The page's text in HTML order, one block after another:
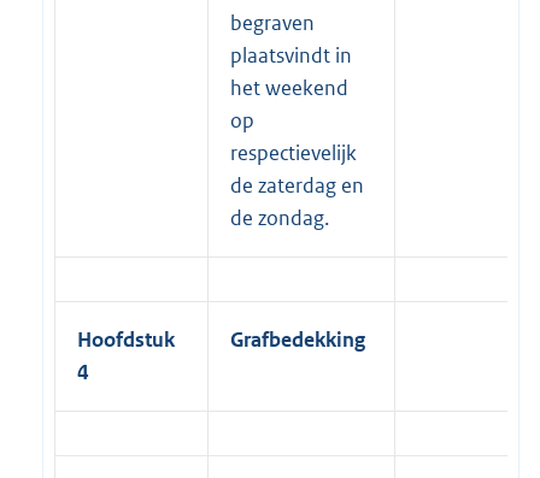
begraven
plaatsvindt in
het weekend
op
respectievelijk
de zaterdag en
de zondag.
Hoofdstuk
4
Grafbedekking